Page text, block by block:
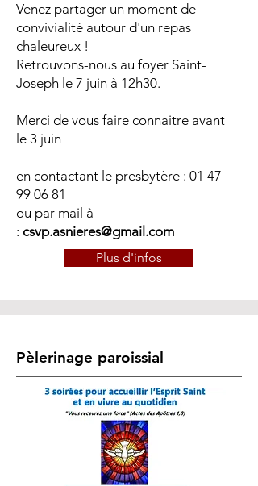
Venez partager un moment de
convivialité autour d'un repas
chaleureux !
Retrouvons-nous au foyer Saint-
Joseph le 7 juin à 12h30.
Merci de vous faire connaitre avant
le 3 juin
en contactant le presbytère : 01 47
99 06 81
ou par mail à
: csvp.asnieres@gmail.com
Plus d'infos
Pèlerinage paroissial